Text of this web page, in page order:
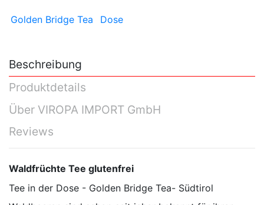
Golden Bridge Tea Dose
Beschreibung
Produktdetails
Über VIROPA IMPORT GmbH
Reviews
Waldfrüchte Tee glutenfrei
Tee in der Dose - Golden Bridge Tea- Südtirol